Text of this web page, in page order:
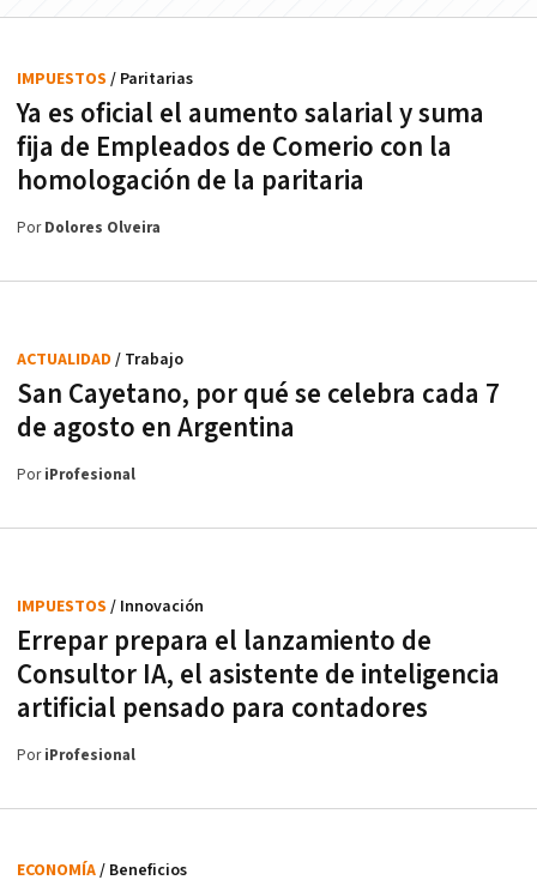
Ya es oficial el aumento salarial y suma
fija de Empleados de Comerio con la
homologación de la paritaria
IMPUESTOS / Paritarias
PorDolores Olveira
San Cayetano, por qué se celebra cada 7
de agosto en Argentina
ACTUALIDAD / Trabajo
PoriProfesional
Errepar prepara el lanzamiento de
Consultor IA, el asistente de inteligencia
artificial pensado para contadores
IMPUESTOS / Innovación
PoriProfesional
ECONOMÍA/ Beneficios